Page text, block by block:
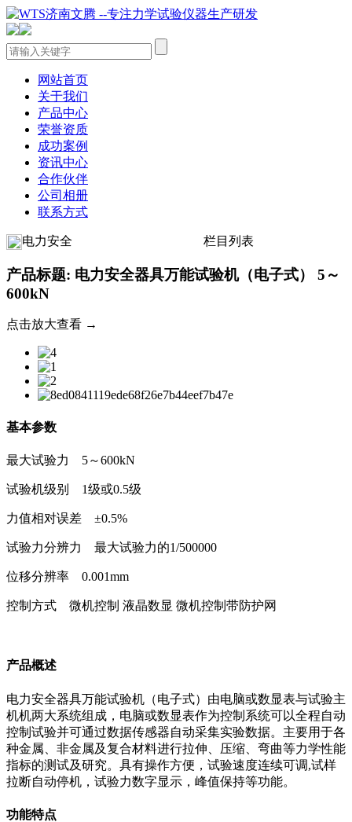
网站首页
关于我们
产品中心
荣誉资质
成功案例
资讯中心
合作伙伴
公司相册
联系方式
电力安全 栏目列表
产品标题: 电力安全器具万能试验机（电子式） 5～
600kN
点击放大查看 →
基本参数
最大试验力 5～600kN
试验机级别 1级或0.5级
力值相对误差 ±0.5%
试验力分辨力 最大试验力的1/500000
位移分辨率 0.001mm
控制方式 微机控制 液晶数显 微机控制带防护网
产品概述
电力安全器具万能试验机（电子式）由电脑或数显表与试验主
机机两大系统组成，电脑或数显表作为控制系统可以全程自动
控制试验并可通过数据传感器自动采集实验数据。主要用于各
种金属、非金属及复合材料进行拉伸、压缩、弯曲等力学性能
指标的测试及研究。具有操作方便，试验速度连续可调,试样
拉断自动停机，试验力数字显示，峰值保持等功能。
功能特点